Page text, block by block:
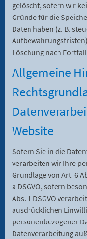
gelöscht, sofern wir
Gründe für die
Daten haben (z. B.
Löschung nach
Allgemeine
Website
Sofern Sie in die
verarbeiten wir Ihre
Grundlage von Art. 6
a DSGVO, sofern
Abs. 1 DSGVO
ausdrücklichen
personenbezogener
Datenverarbeitung